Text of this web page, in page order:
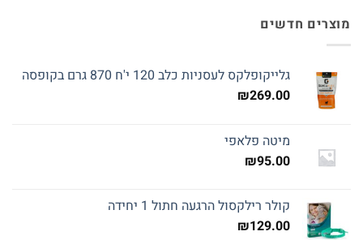
מוצרים חדשים
גלייקופלקס לעסניות כלב 120 י'ח 870 גרם בקופסה
₪269.00
מיטה פלאפי
₪95.00
קולר רילקסול הרגעה חתול 1 יחידה
₪129.00